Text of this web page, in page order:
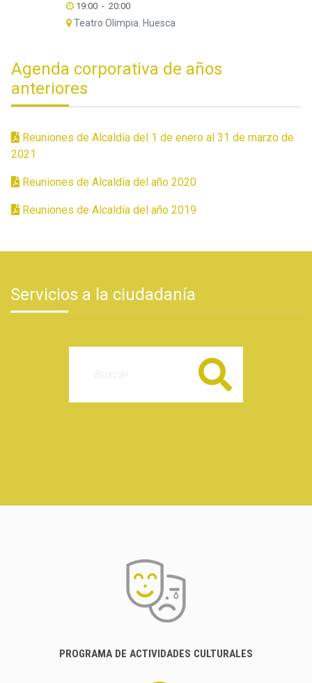
19:00 -20:00
Teatro Olimpia. Huesca
Agenda corporativa de años
anteriores
Reuniones de Alcaldía del 1 de enero al 31 de marzo de
2021
Reuniones de Alcaldía del año 2020
Reuniones de Alcaldía del año 2019
Servicios a la ciudadanía
Buscar
PROGRAMA DE ACTIVIDADES CULTURALES